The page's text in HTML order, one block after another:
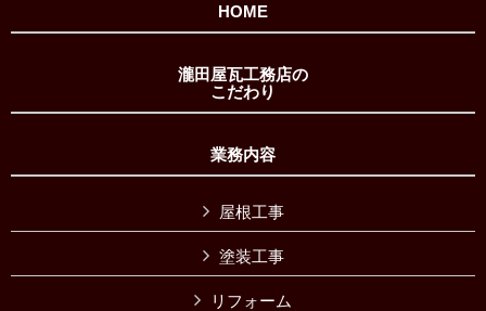
HOME
瀧田屋瓦工務店の
こだわり
業務内容
屋根工事
塗装工事
リフォーム